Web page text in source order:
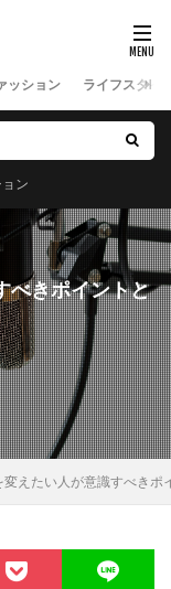
ッション ライフスタイ
ン
べきポイントと
えたい人が意識すべきポ